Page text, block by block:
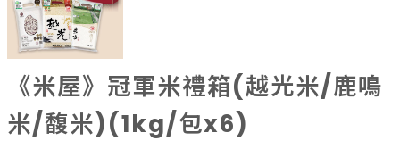
《米屋》冠軍米禮箱(越光米/鹿鳴
米/馥米)(1kg/包x6)